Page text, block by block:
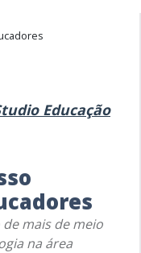
Educação
mais de meio
na área